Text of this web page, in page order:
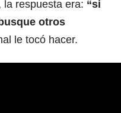
la respuesta era: “si
otros
le tocó hacer.